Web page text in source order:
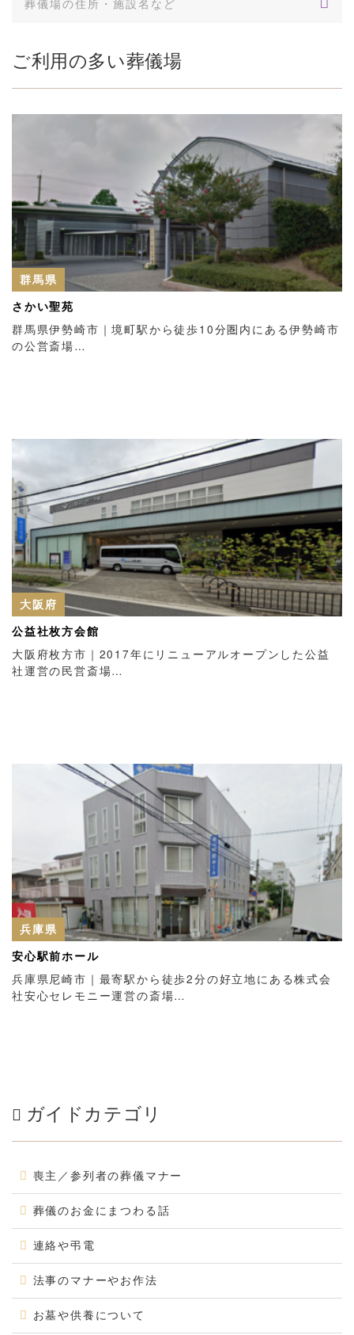
ご利用の多い葬儀場
群馬県
さかい聖苑
群馬県伊勢崎市｜境町駅から徒歩10分圏内にある伊勢崎市
の公営斎場…
大阪府
公益社枚方会館
大阪府枚方市｜2017年にリニューアルオープンした公益
社運営の民営斎場…
兵庫県
安心駅前ホール
兵庫県尼崎市｜最寄駅から徒歩2分の好立地にある株式会
社安心セレモニー運営の斎場…
ガイドカテゴリ
喪主／参列者の葬儀マナー
葬儀のお金にまつわる話
連絡や弔電
法事のマナーやお作法
お墓や供養について